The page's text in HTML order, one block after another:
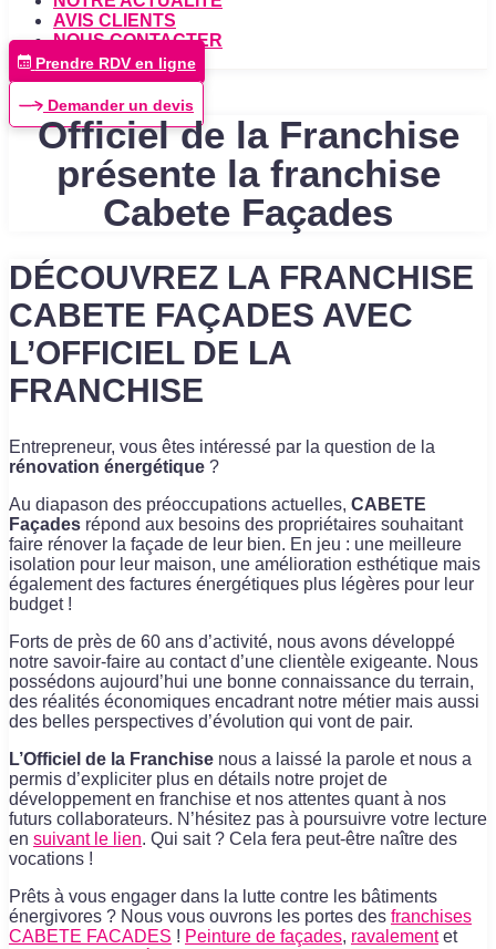
AVIS CLIENTS
NOUS CONTACTER
Prendre RDV en ligne
Demander un devis
Officiel de la Franchise
présente la franchise
Cabete Façades
DÉCOUVREZ LA FRANCHISE
CABETE FAÇADES AVEC
L’OFFICIEL DE LA
FRANCHISE
Entrepreneur, vous êtes intéressé par la question de la
rénovation énergétique ?
Au diapason des préoccupations actuelles, CABETE
Façades répond aux besoins des propriétaires souhaitant
faire rénover la façade de leur bien. En jeu : une meilleure
isolation pour leur maison, une amélioration esthétique mais
également des factures énergétiques plus légères pour leur
budget !
Forts de près de 60 ans d’activité, nous avons développé
notre savoir-faire au contact d’une clientèle exigeante. Nous
possédons aujourd’hui une bonne connaissance du terrain,
des réalités économiques encadrant notre métier mais aussi
des belles perspectives d’évolution qui vont de pair.
L’Officiel de la Franchise nous a laissé la parole et nous a
permis d’expliciter plus en détails notre projet de
développement en franchise et nos attentes quant à nos
futurs collaborateurs. N’hésitez pas à poursuivre votre lecture
en suivant le lien. Qui sait ? Cela fera peut-être naître des
vocations !
Prêts à vous engager dans la lutte contre les bâtiments
énergivores ? Nous vous ouvrons les portes des franchises
CABETE FACADES ! Peinture de façades, ravalementet